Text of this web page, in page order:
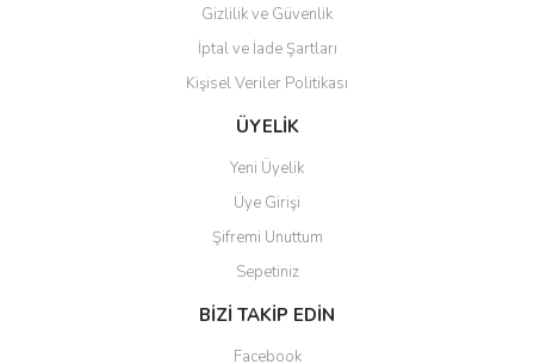
Gönder
Gizlilik ve Güvenlik
İptal ve İade Şartları
Kişisel Veriler Politikası
ÜYELİK
Yeni Üyelik
Üye Girişi
Şifremi Unuttum
Sepetiniz
BİZİ TAKİP EDİN
Facebook